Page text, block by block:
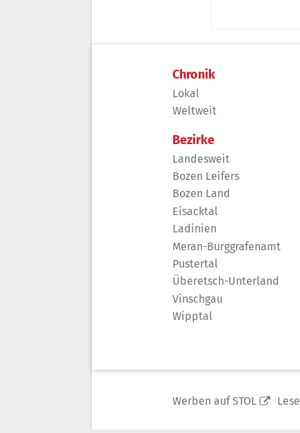
Chronik
Lokal
Weltweit
Bezirke
Landesweit
Bozen Leifers
Bozen Land
Eisacktal
Ladinien
Meran-Burggrafenamt
Pustertal
Überetsch-Unterland
Vinschgau
Wipptal
Werben auf STOL